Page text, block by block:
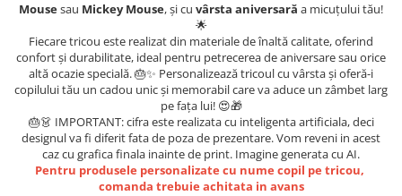
Cadouri copii 1 an
Cadouri craciun copii
Colectia Disney
Sticlă pentru apa Personalizată
Seturi cadou pentru copii KID's Collection
Lenjerii de pat pentru copii
Cadouri Cuplu
Mousesau Mickey Mouse, și cu vârsta aniversară a micuțului tău!
🌟
Fiecare tricou este realizat din materiale de înaltă calitate, oferind
confort și durabilitate, ideal pentru petrecerea de aniversare sau orice
altă ocazie specială. 🎂✨ Personalizează tricoul cu vârsta și oferă-i
copilului tău un cadou unic și memorabil care va aduce un zâmbet larg
pe fața lui! 😍🎁
🎂👗 IMPORTANT: cifra este realizata cu inteligenta artificiala, deci
designul va fi diferit fata de poza de prezentare. Vom reveni in acest
caz cu grafica finala inainte de print. Imagine generata cu AI.
Pentru produsele personalizate cu nume copil pe tricou,
comanda trebuie achitata in avans